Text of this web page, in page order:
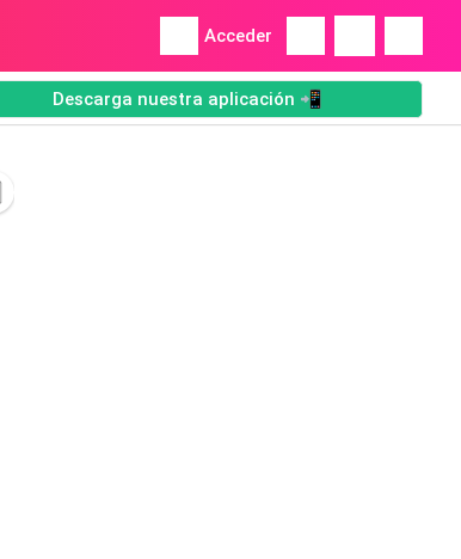
Acceder
Descarga nuestra aplicación 📲